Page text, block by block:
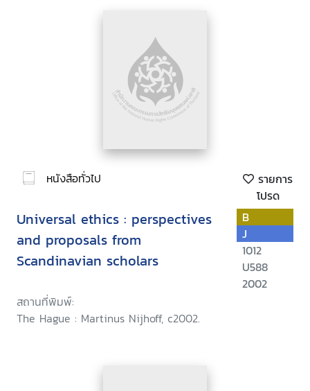
หนังสือทั่วไป
รายการ
โปรด
Universal ethics : perspectives
and proposals from
Scandinavian scholars
สถานที่พิมพ์:
The Hague : Martinus Nijhoff, c2002.
B
J
1012
U588
2002